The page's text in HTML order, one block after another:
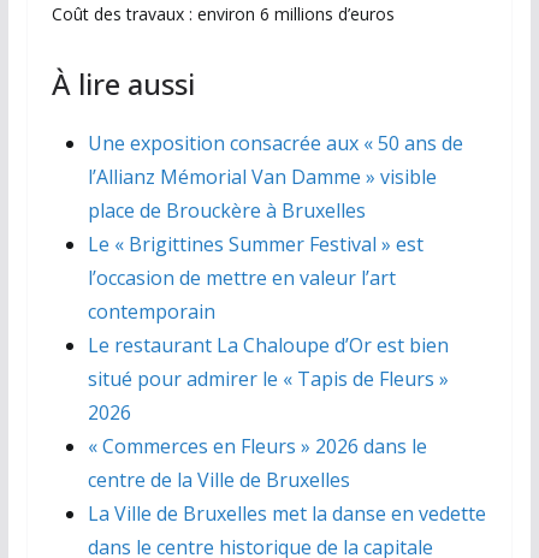
Coût des travaux : environ 6 millions d’euros
À lire aussi
Une exposition consacrée aux « 50 ans de
l’Allianz Mémorial Van Damme » visible
place de Brouckère à Bruxelles
Le « Brigittines Summer Festival » est
l’occasion de mettre en valeur l’art
contemporain
Le restaurant La Chaloupe d’Or est bien
situé pour admirer le « Tapis de Fleurs »
2026
« Commerces en Fleurs » 2026 dans le
centre de la Ville de Bruxelles
La Ville de Bruxelles met la danse en vedette
dans le centre historique de la capitale